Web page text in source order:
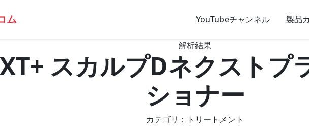
ム YouTubeチャンネル 製品
解析結果
スカルプDネクストプ
ショナー
カテゴリ：トリートメント